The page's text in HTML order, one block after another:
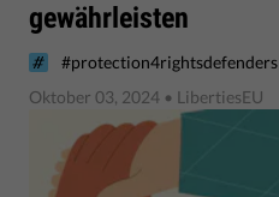
gewährleisten
#protection4rightsdefenders
Oktober 03, 2024 • LibertiesEU